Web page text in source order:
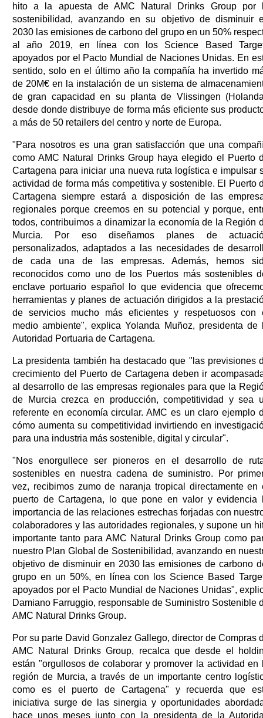
hito a la apuesta de AMC Natural Drinks Group por
sostenibilidad, avanzando en su objetivo de disminuir
2030 las emisiones de carbono del grupo en un 50%
al año 2019, en línea con los Science Based
apoyados por el Pacto Mundial de Naciones Unidas. En
sentido, solo en el último año la compañía ha invertido
de 20M€ en la instalación de un sistema de
de gran capacidad en su planta de Vlissingen
desde donde distribuye de forma más eficiente sus
a más de 50 retailers del centro y norte de Europa.
"Para nosotros es una gran satisfacción que una
como AMC Natural Drinks Group haya elegido el Puerto
Cartagena para iniciar una nueva ruta logística e impulsar
actividad de forma más competitiva y sostenible. El Puerto
Cartagena siempre estará a disposición de las
regionales porque creemos en su potencial y porque,
todos, contribuimos a dinamizar la economía de la Región
Murcia. Por eso diseñamos planes de
personalizados, adaptados a las necesidades de
de cada una de las empresas. Además, hemos
reconocidos como uno de los Puertos más sostenibles
enclave portuario español lo que evidencia que
herramientas y planes de actuación dirigidos a la
de servicios mucho más eficientes y respetuosos con
medio ambiente", explica Yolanda Muñoz, presidenta de
Autoridad Portuaria de Cartagena.
La presidenta también ha destacado que "las previsiones
crecimiento del Puerto de Cartagena deben ir
al desarrollo de las empresas regionales para que la
de Murcia crezca en producción, competitividad y sea
referente en economía circular. AMC es un claro ejemplo
cómo aumenta su competitividad invirtiendo en
para una industria más sostenible, digital y circular".
"Nos enorgullece ser pioneros en el desarrollo de
sostenibles en nuestra cadena de suministro. Por
vez, recibimos zumo de naranja tropical directamente en
puerto de Cartagena, lo que pone en valor y evidencia
importancia de las relaciones estrechas forjadas con
colaboradores y las autoridades regionales, y supone un
importante tanto para AMC Natural Drinks Group como
nuestro Plan Global de Sostenibilidad, avanzando en
objetivo de disminuir en 2030 las emisiones de carbono
grupo en un 50%, en línea con los Science Based
apoyados por el Pacto Mundial de Naciones Unidas",
Damiano Farruggio, responsable de Suministro Sostenible
AMC Natural Drinks Group.
Por su parte David Gonzalez Gallego, director de Compras
AMC Natural Drinks Group, recalca que desde el
están "orgullosos de colaborar y promover la actividad en
región de Murcia, a través de un importante centro
como es el puerto de Cartagena" y recuerda que
iniciativa surge de las sinergia y oportunidades
hace unos meses junto con la presidenta de la